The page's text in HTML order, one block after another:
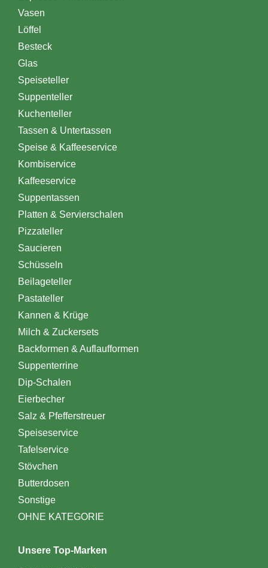
Vasen
Löffel
Besteck
Glas
Speiseteller
Suppenteller
Kuchenteller
Tassen & Untertassen
Speise & Kaffeeservice
Kombiservice
Kaffeeservice
Suppentassen
Platten & Servierschalen
Pizzateller
Saucieren
Schüsseln
Beilageteller
Pastateller
Kannen & Krüge
Milch & Zuckersets
Backformen & Auflaufformen
Suppenterrine
Dip-Schalen
Eierbecher
Salz & Pfefferstreuer
Speiseservice
Tafelservice
Stövchen
Butterdosen
Sonstige
OHNE KATEGORIE
Unsere Top-Marken